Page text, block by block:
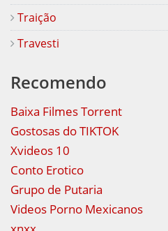
Traição
Travesti
Recomendo
Baixa Filmes Torrent
Gostosas do TIKTOK
Xvideos 10
Conto Erotico
Grupo de Putaria
Videos Porno Mexicanos